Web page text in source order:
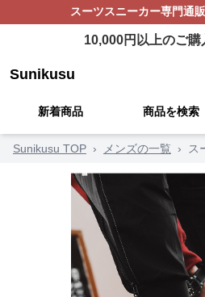
スーツスニーカー専門通
10,000円以上のご購
Sunikusu
新着商品 商品を検索
Sunikusu TOP › メンズの一覧 › ス